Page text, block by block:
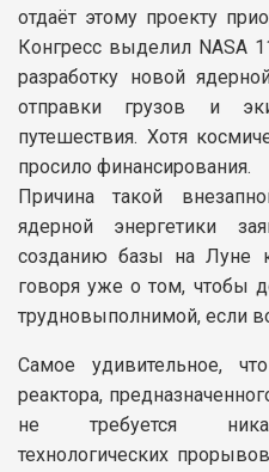
отдаёт этому проекту
Конгресс выделил NASA
разработку новой
отправки грузов и
путешествия. Хотя
просило финансирования.
Причина такой
ядерной энергетики
созданию базы на Луне
говоря уже о том, чтобы
трудновыполнимой, если
Самое удивительное,
реактора,
не требуется
технологических